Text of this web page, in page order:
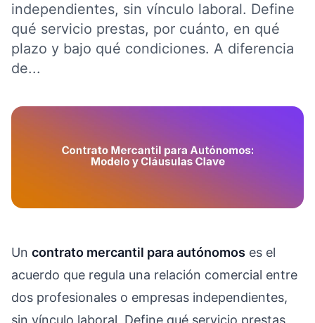
independientes, sin vínculo laboral. Define
qué servicio prestas, por cuánto, en qué
plazo y bajo qué condiciones. A diferencia
de...
Un contrato mercantil para autónomos es el
acuerdo que regula una relación comercial entre
dos profesionales o empresas independientes,
sin vínculo laboral. Define qué servicio prestas,